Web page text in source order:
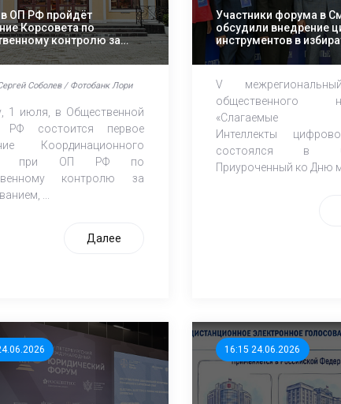
ОП РФ пройдёт
Корсовета по
контролю за
Соболев / Фотобанк Лори
1 июля, в Общественной
РФ состоится первое
Координационного
при ОП РФ по
контролю за
...
Далее
Участники форума в
обсудили внедрение
инструментов в
процесс
V
общественного
«Слагаемые
Интеллекты
состоялся в
Приуроченный ко Дню
16:15 24.06.2026